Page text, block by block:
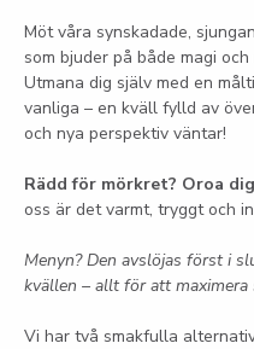
Möt våra synskadade,
som bjuder på både magi och
Utmana dig själv med en
vanliga – en kväll fylld av
och nya perspektiv väntar!
Rädd för mörkret? Oroa
oss är det varmt, tryggt och
Menyn? Den avslöjas först i
kvällen – allt för att maximera
Vi har två smakfulla